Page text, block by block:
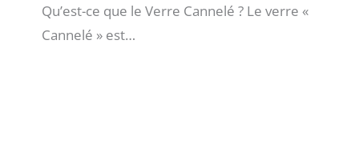
Qu’est-ce que le Verre Cannelé ? Le verre «
Cannelé » est…